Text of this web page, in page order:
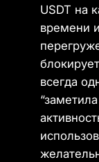
USDT на
времени
всегда